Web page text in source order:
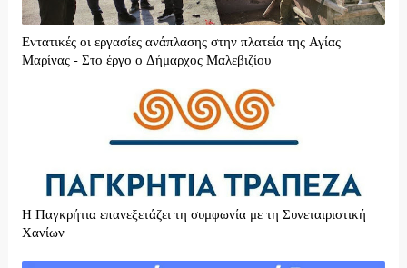
Εντατικές οι εργασίες ανάπλασης στην πλατεία της Αγίας
Μαρίνας - Στο έργο ο Δήμαρχος Μαλεβιζίου
H Παγκρήτια επανεξετάζει τη συμφωνία με τη Συνεταιριστική
Χανίων